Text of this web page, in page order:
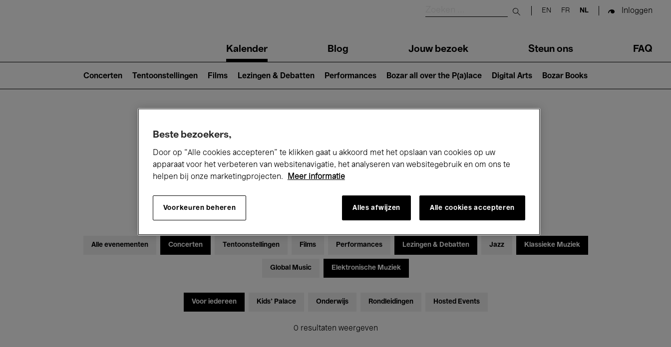
Submit search
EN FR NL Inloggen
navigationKalender Blog Jouw bezoek Steun ons FAQ
2)
Concerten Tentoonstellingen Films Lezingen & Debatten Performances Bozar all over the P(a)lace Digital Arts Bozar Books
Alle evenementen Concerten Tentoonstellingen Films Performances Lezingen & Debatten Jazz Klassieke Muziek
Global Music Elektronische Muziek
Voor iedereen Kids’ Palace Onderwijs Rondleidingen Hosted Events
0 resultaten weergeven
Beste bezoekers,
Door op “Alle cookies accepteren” te klikken gaat u akkoord met het opslaan van cookies op uw
apparaat voor het verbeteren van websitenavigatie, het analyseren van websitegebruik en om ons te
helpen bij onze marketingprojecten.
Meer informatie
Voorkeuren beheren Alles afwijzen Alle cookies accepteren